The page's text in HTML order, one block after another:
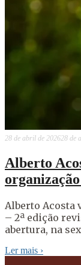
28 de abril de 202628 de
Alberto
Alberto Acosta
– 2ª edição
abertura, na
Ler mais ›